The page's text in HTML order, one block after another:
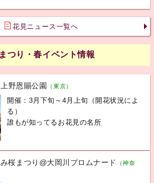
花見ニュース一覧へ
つり・春イベント情報
野恩賜公園 （東京）
開催：3月下旬～4月上旬（開花状況によ
る）
誰もが知ってるお花見の名所
桜まつり@大岡川プロムナード
（神奈